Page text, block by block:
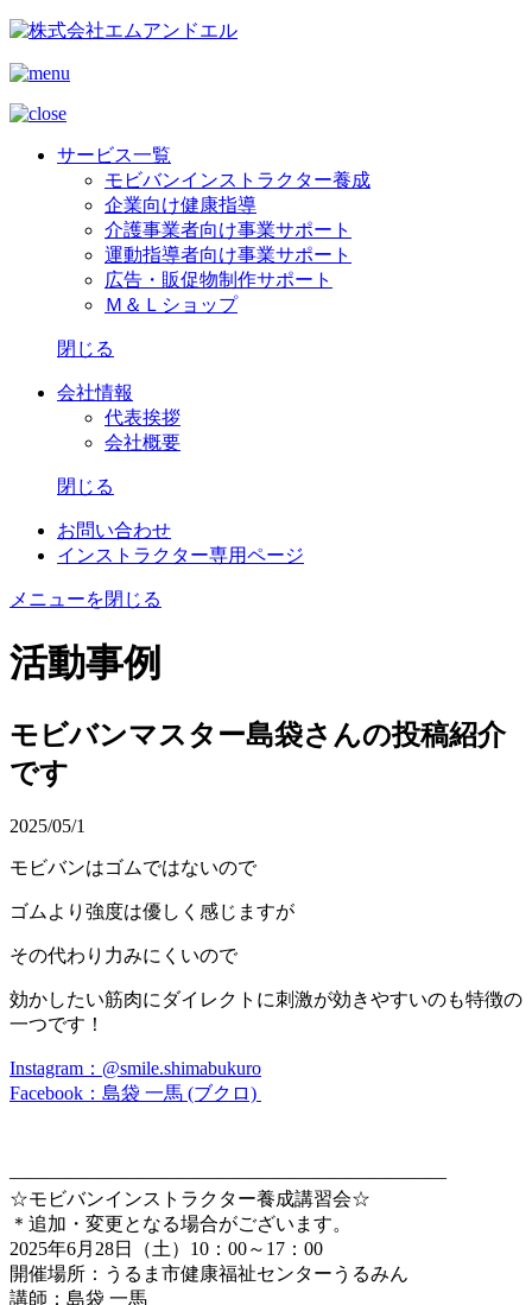
サービス一覧
モビバンインストラクター養成
企業向け健康指導
介護事業者向け事業サポート
運動指導者向け事業サポート
広告・販促物制作サポート
Ｍ＆Ｌショップ
閉じる
会社情報
代表挨拶
会社概要
閉じる
お問い合わせ
インストラクター専用ページ
メニューを閉じる
活動事例
モビバンマスター島袋さんの投稿紹介
です
2025/05/1
モビバンはゴムではないので
ゴムより強度は優しく感じますが
その代わり力みにくいので
効かしたい筋肉にダイレクトに刺激が効きやすいのも特徴の
一つです！
Instagram：@smile.shimabukuro
Facebook：島袋 一馬 (ブクロ)
———————————————————————
☆モビバンインストラクター養成講習会☆
＊追加・変更となる場合がございます。
2025年6月28日（土）10：00～17：00
開催場所：うるま市健康福祉センターうるみん
講師：島袋 一馬